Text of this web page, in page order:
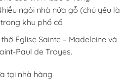
ngôi nhà nửa gỗ (chủ yếu là
khu phố cổ
Église Sainte – Madeleine và
Paul de Troyes.
tại nhà hàng